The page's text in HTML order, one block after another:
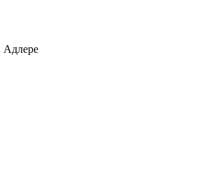
Адлере